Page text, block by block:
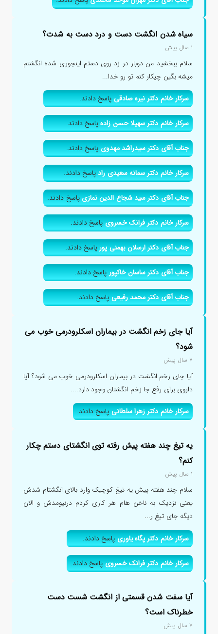
سیاه شدن انگشت دست و درد دست به شدت؟
۱ سال پیش
سلام ببخشید من دوبار در زد روی دستم اینجوری شده انگشتم
میشه بگین چیکار کنم تو رو خدا...
سرکار خانم دکتر نیره صادقیپاسخ دادند.
سرکار خانم دکتر سهیلا حسن زادهپاسخ دادند.
جناب آقای دکتر سیدراشد مهدویپاسخ دادند.
سرکار خانم دکتر سمانه سعیدی رادپاسخ دادند.
جناب آقای دکتر سید شجاع الدین نمازیپاسخ دادند.
سرکار خانم دکتر فرانک خسرویپاسخ دادند.
جناب آقای دکتر ارسلان بهمنی پورپاسخ دادند.
جناب آقای دکتر ساسان خاکپورپاسخ دادند.
جناب آقای دکتر محمد رفیعیپاسخ دادند.
آیا جای زخم انگشت در بیماران اسکلرودرمی خوب می
شود؟
۷ سال پیش
آیا جای زخم انگشت در بیماران اسکلرودرمی خوب می شود؟ آیا
داروی برای رفع جا زخم انگشتان وجود دارد....
سرکار خانم دکتر زهرا سلطانیپاسخ دادند.
یه تیغ چند هفته پیش رفته توی انگشتای دستم چکار
کنم؟
۱ سال پیش
سلام چند هفته پیش یه تیغ کوچیک وارد بالای انگشتام شدش
یعنی نزدیک به ناخن هام هر کاری کردم درنیومدش و الان
دیگه جای تیغ ر...
سرکار خانم دکتر پگاه یاوریپاسخ دادند.
سرکار خانم دکتر فرانک خسرویپاسخ دادند.
آیا سفت شدن قسمتی از انگشت شست دست
خطرناک است؟
۷ سال پیش